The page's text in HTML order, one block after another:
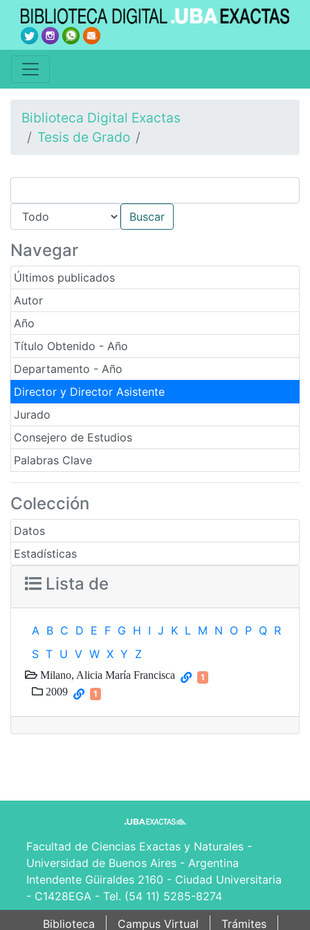
Biblioteca Digital Exactas
Tesis de Grado
Navegar
Últimos publicados
Autor
Año
Título Obtenido - Año
Departamento - Año
Director y Director Asistente
Jurado
Consejero de Estudios
Palabras Clave
Colección
Datos
Estadísticas
Lista de
A B C D E F G H I J K L M N O P Q R
S T U V W X Y Z
Milano, Alicia María Francisca 1
2009 1
Facultad de Ciencias Exactas y Naturales -
Universidad de Buenos Aires - Argentina
Intendente Güiraldes 2160 - Ciudad Universitaria
- C1428EGA - Tel. (54 11) 5285-8274
Biblioteca
Campus Virtual Trámites